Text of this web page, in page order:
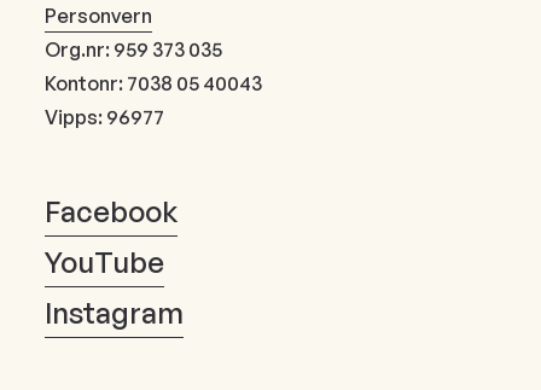
Personvern
Org.nr: 959 373 035
Kontonr: 7038 05 40043
Vipps: 96977
Facebook
YouTube
Instagram